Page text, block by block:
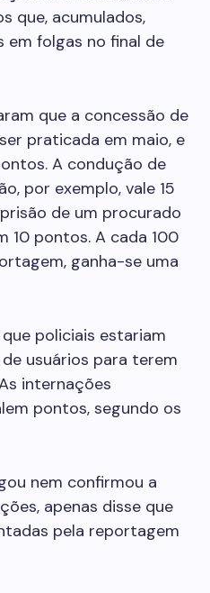
que, acumulados,
folgas no final de
que a concessão de
praticada em maio, e
A condução de
por exemplo, vale 15
de um procurado
10 pontos. A cada 100
ganha-se uma
policiais estariam
usuários para terem
internações
pontos, segundo os
nem confirmou a
apenas disse que
pela reportagem